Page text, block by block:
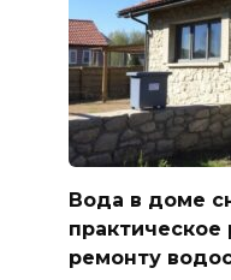
Вода в доме
практическое
ремонту